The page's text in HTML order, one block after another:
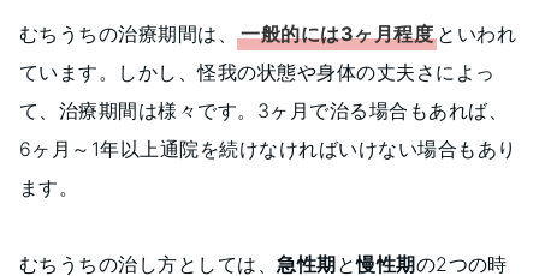
むちうちの治療期間は、一般的には3ヶ月程度 といわれ
ています。しかし、怪我の状態や身体の丈夫さによっ
て、治療期間は様々です。3ヶ月で治る場合もあれば、
6ヶ月～1年以上通院を続けなければいけない場合もあり
ます。
むちうちの治し方としては、急性期と慢性期の2つの時